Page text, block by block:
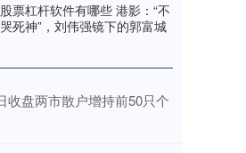
股票杠杆软件有哪些 港影：“不
哭死神”，刘伟强镜下的郭富城
收盘两市散户增持前50只个